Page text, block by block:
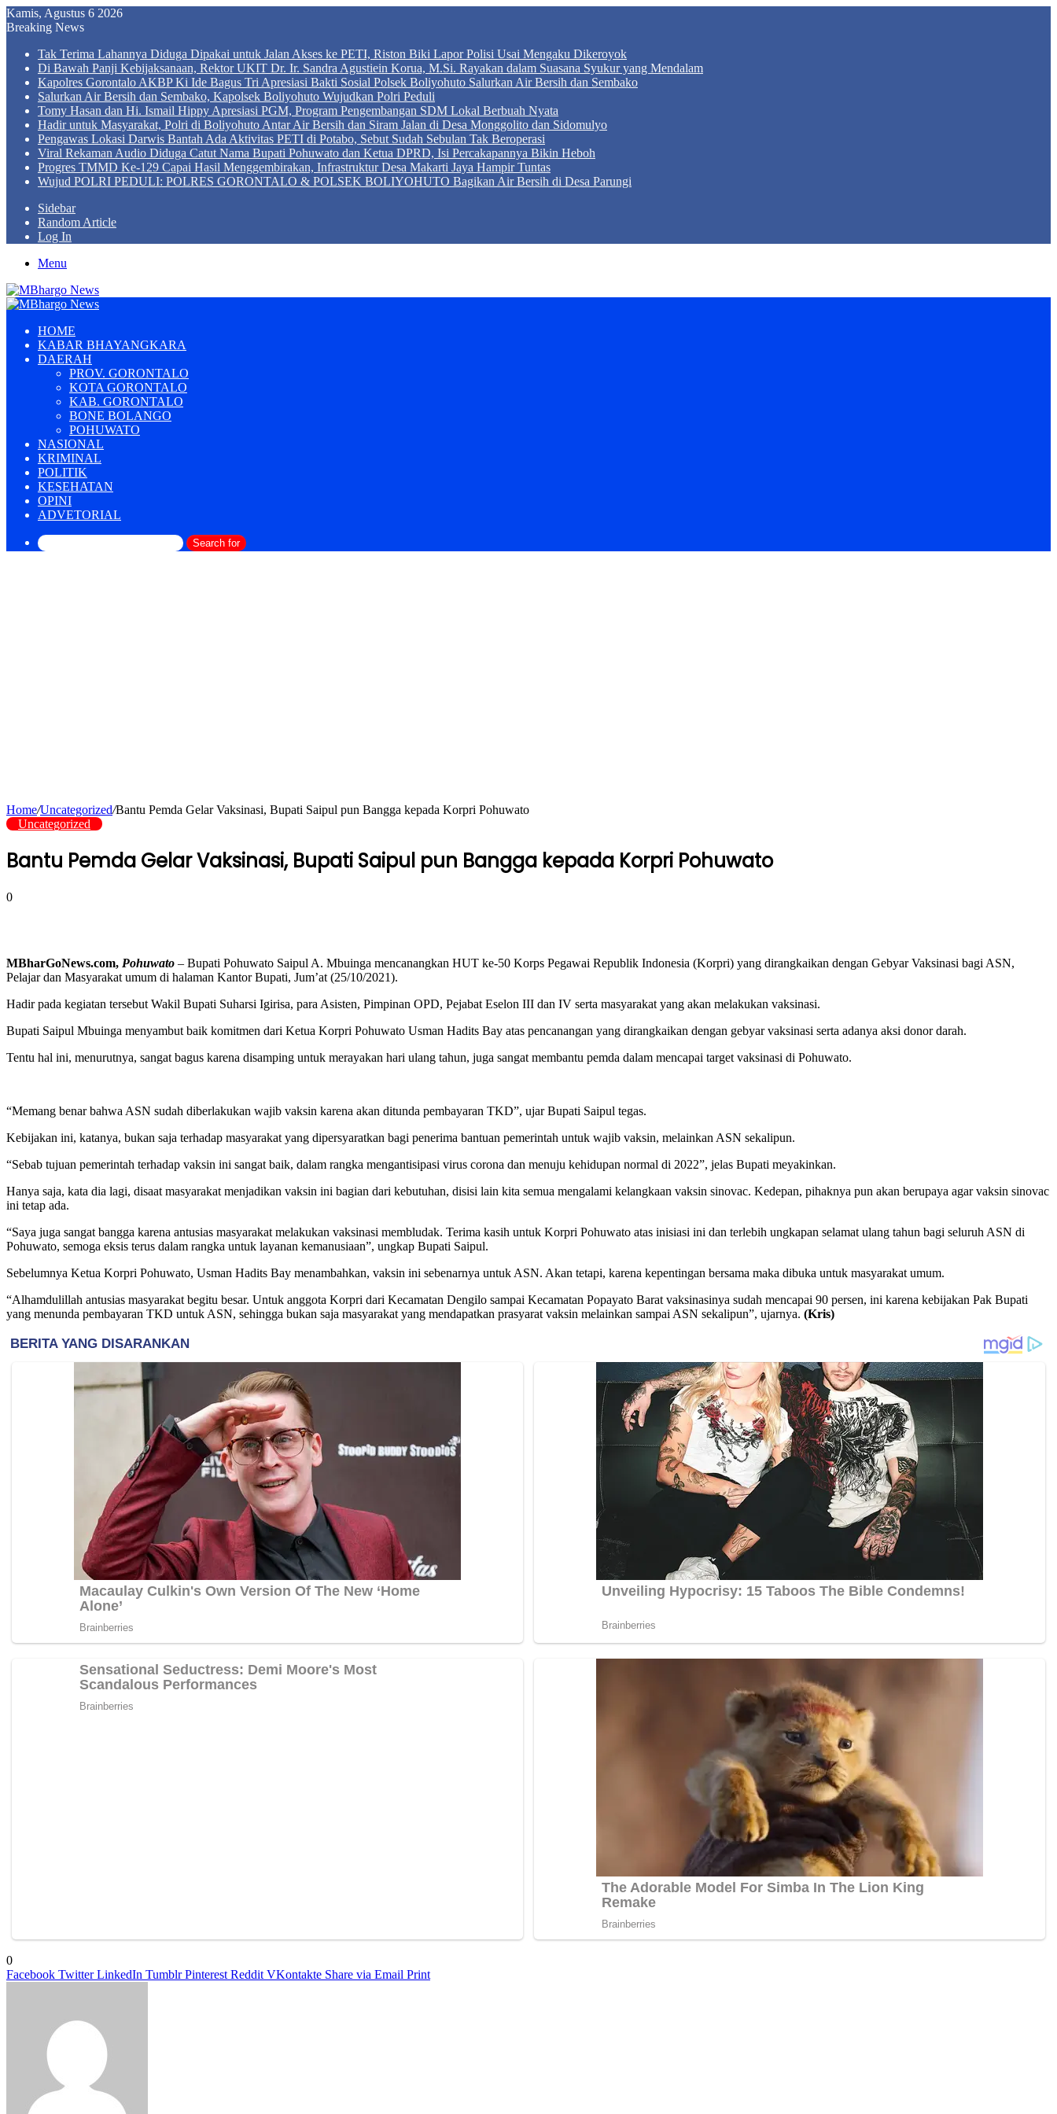
Kamis, Agustus 6 2026
Breaking News
Tak Terima Lahannya Diduga Dipakai untuk Jalan Akses ke PETI, Riston Biki Lapor Polisi Usai Mengaku Dikeroyok
Di Bawah Panji Kebijaksanaan, Rektor UKIT Dr. Ir. Sandra Agustiein Korua, M.Si. Rayakan dalam Suasana Syukur yang Mendalam
Kapolres Gorontalo AKBP Ki Ide Bagus Tri Apresiasi Bakti Sosial Polsek Boliyohuto Salurkan Air Bersih dan Sembako
Salurkan Air Bersih dan Sembako, Kapolsek Boliyohuto Wujudkan Polri Peduli
Tomy Hasan dan Hi. Ismail Hippy Apresiasi PGM, Program Pengembangan SDM Lokal Berbuah Nyata
Hadir untuk Masyarakat, Polri di Boliyohuto Antar Air Bersih dan Siram Jalan di Desa Monggolito dan Sidomulyo
Pengawas Lokasi Darwis Bantah Ada Aktivitas PETI di Potabo, Sebut Sudah Sebulan Tak Beroperasi
Viral Rekaman Audio Diduga Catut Nama Bupati Pohuwato dan Ketua DPRD, Isi Percakapannya Bikin Heboh
Progres TMMD Ke-129 Capai Hasil Menggembirakan, Infrastruktur Desa Makarti Jaya Hampir Tuntas
Wujud POLRI PEDULI: POLRES GORONTALO & POLSEK BOLIYOHUTO Bagikan Air Bersih di Desa Parungi
Sidebar
Random Article
Log In
Menu
HOME
KABAR BHAYANGKARA
DAERAH
PROV. GORONTALO
KOTA GORONTALO
KAB. GORONTALO
BONE BOLANGO
POHUWATO
NASIONAL
KRIMINAL
POLITIK
KESEHATAN
OPINI
ADVETORIAL
Search for
Home/Uncategorized/Bantu Pemda Gelar Vaksinasi, Bupati Saipul pun Bangga kepada Korpri Pohuwato
Uncategorized
Bantu Pemda Gelar Vaksinasi, Bupati Saipul pun Bangga kepada Korpri Pohuwato
0
MBharGoNews.com, Pohuwato – Bupati Pohuwato Saipul A. Mbuinga mencanangkan HUT ke-50 Korps Pegawai Republik Indonesia (Korpri) yang dirangkaikan dengan Gebyar Vaksinasi bagi ASN,
Pelajar dan Masyarakat umum di halaman Kantor Bupati, Jum’at (25/10/2021).
Hadir pada kegiatan tersebut Wakil Bupati Suharsi Igirisa, para Asisten, Pimpinan OPD, Pejabat Eselon III dan IV serta masyarakat yang akan melakukan vaksinasi.
Bupati Saipul Mbuinga menyambut baik komitmen dari Ketua Korpri Pohuwato Usman Hadits Bay atas pencanangan yang dirangkaikan dengan gebyar vaksinasi serta adanya aksi donor darah.
Tentu hal ini, menurutnya, sangat bagus karena disamping untuk merayakan hari ulang tahun, juga sangat membantu pemda dalam mencapai target vaksinasi di Pohuwato.
“Memang benar bahwa ASN sudah diberlakukan wajib vaksin karena akan ditunda pembayaran TKD”, ujar Bupati Saipul tegas.
Kebijakan ini, katanya, bukan saja terhadap masyarakat yang dipersyaratkan bagi penerima bantuan pemerintah untuk wajib vaksin, melainkan ASN sekalipun.
“Sebab tujuan pemerintah terhadap vaksin ini sangat baik, dalam rangka mengantisipasi virus corona dan menuju kehidupan normal di 2022”, jelas Bupati meyakinkan.
Hanya saja, kata dia lagi, disaat masyarakat menjadikan vaksin ini bagian dari kebutuhan, disisi lain kita semua mengalami kelangkaan vaksin sinovac. Kedepan, pihaknya pun akan berupaya agar vaksin sinovac
ini tetap ada.
“Saya juga sangat bangga karena antusias masyarakat melakukan vaksinasi membludak. Terima kasih untuk Korpri Pohuwato atas inisiasi ini dan terlebih ungkapan selamat ulang tahun bagi seluruh ASN di
Pohuwato, semoga eksis terus dalam rangka untuk layanan kemanusiaan”, ungkap Bupati Saipul.
Sebelumnya Ketua Korpri Pohuwato, Usman Hadits Bay menambahkan, vaksin ini sebenarnya untuk ASN. Akan tetapi, karena kepentingan bersama maka dibuka untuk masyarakat umum.
“Alhamdulillah antusias masyarakat begitu besar. Untuk anggota Korpri dari Kecamatan Dengilo sampai Kecamatan Popayato Barat vaksinasinya sudah mencapai 90 persen, ini karena kebijakan Pak Bupati
yang menunda pembayaran TKD untuk ASN, sehingga bukan saja masyarakat yang mendapatkan prasyarat vaksin melainkan sampai ASN sekalipun”, ujarnya. (Kris)
0
Facebook Twitter LinkedIn Tumblr Pinterest Reddit VKontakte Share via Email Print